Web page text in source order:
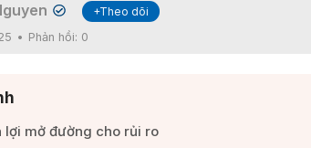
✔
+Theo dõi
Phản hồi: 0
lợi mở đường cho rủi ro​